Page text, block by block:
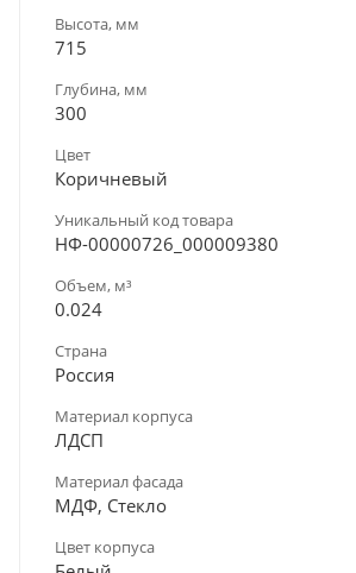
Высота, мм
715
Глубина, мм
300
Цвет
Коричневый
Уникальный код товара
НФ-00000726_000009380
Объем, м³
0.024
Страна
Россия
Материал корпуса
ЛДСП
Материал фасада
МДФ, Стекло
Цвет корпуса